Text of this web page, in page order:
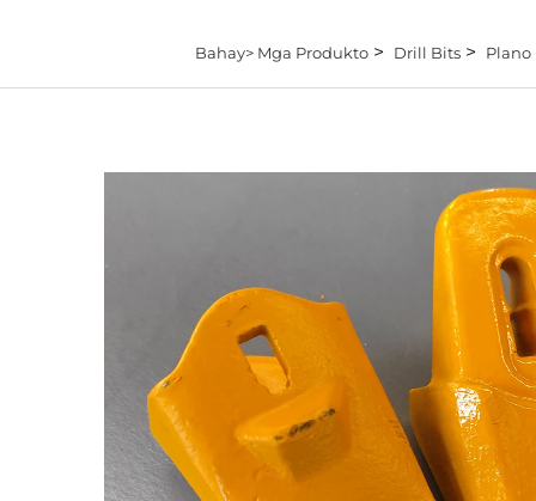
Bahay> Mga Produkto> Drill Bits>